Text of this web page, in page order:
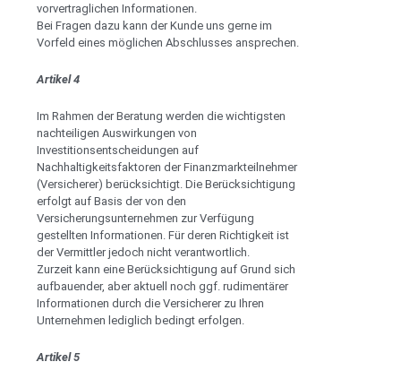
vorvertraglichen Informationen.
Bei Fragen dazu kann der Kunde uns gerne im
Vorfeld eines möglichen Abschlusses ansprechen.
Artikel 4
Im Rahmen der Beratung werden die wichtigsten
nachteiligen Auswirkungen von
Investitionsentscheidungen auf
Nachhaltigkeitsfaktoren der Finanzmarkteilnehmer
(Versicherer) berücksichtigt. Die Berücksichtigung
erfolgt auf Basis der von den
Versicherungsunternehmen zur Verfügung
gestellten Informationen. Für deren Richtigkeit ist
der Vermittler jedoch nicht verantwortlich.
Zurzeit kann eine Berücksichtigung auf Grund sich
aufbauender, aber aktuell noch ggf. rudimentärer
Informationen durch die Versicherer zu Ihren
Unternehmen lediglich bedingt erfolgen.
Artikel 5